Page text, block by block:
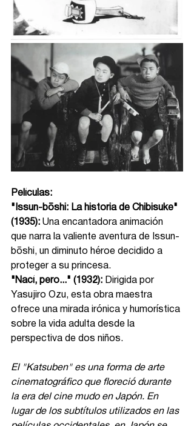
Películas:
"Issun-bōshi: La historia de Chibisuke"
(1935): Una encantadora animación
que narra la valiente aventura de Issun-
bōshi, un diminuto héroe decidido a
proteger a su princesa.​
"Nací, pero..." (1932): Dirigida por
Yasujiro Ozu, esta obra maestra
ofrece una mirada irónica y humorística
sobre la vida adulta desde la
perspectiva de dos niños.​
El "Katsuben" es una forma de arte
cinematográfico que floreció durante
la era del cine mudo en Japón. En
lugar de los subtítulos utilizados en las